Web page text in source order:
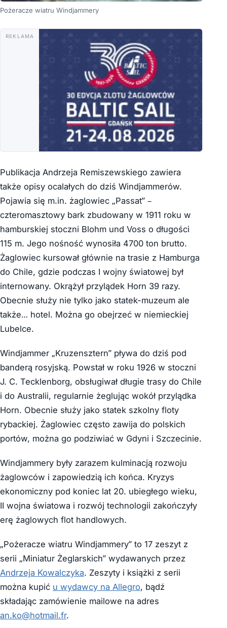
Pożeracze wiatru Windjammery
REKLAMA
Publikacja Andrzeja Remiszewskiego zawiera
także opisy ocalałych do dziś Windjammerów.
Pojawia się m.in. żaglowiec „Passat” –
czteromasztowy bark zbudowany w 1911 roku w
hamburskiej stoczni Blohm und Voss o długości
115 m. Jego nośność wynosiła 4700 ton brutto.
Żaglowiec kursował głównie na trasie z Hamburga
do Chile, gdzie podczas I wojny światowej był
internowany. Okrążył przylądek Horn 39 razy.
Obecnie służy nie tylko jako statek-muzeum ale
także… hotel. Można go obejrzeć w niemieckiej
Lubelce.
Windjammer „Kruzensztern” pływa do dziś pod
banderą rosyjską. Powstał w roku 1926 w stoczni
J. C. Tecklenborg, obsługiwał długie trasy do Chile
i do Australii, regularnie żeglując wokół przylądka
Horn. Obecnie służy jako statek szkolny floty
rybackiej. Żaglowiec często zawija do polskich
portów, można go podziwiać w Gdyni i Szczecinie.
Windjammery były zarazem kulminacją rozwoju
żaglowców i zapowiedzią ich końca. Kryzys
ekonomiczny pod koniec lat 20. ubiegłego wieku,
II wojna światowa i rozwój technologii zakończyły
erę żaglowych flot handlowych.
„Pożeracze wiatru Windjammery” to 17 zeszyt z
serii „Miniatur Żeglarskich” wydawanych przez
Andrzeja Kowalczyka. Zeszyty i książki z serii
można kupić u wydawcy na Allegro, bądź
składając zamówienie mailowe na adres
an.ko@hotmail.fr.